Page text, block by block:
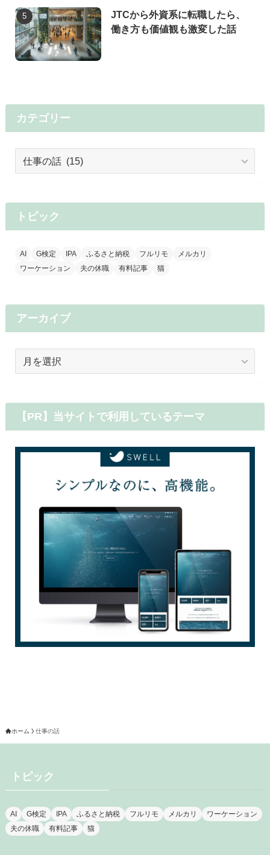
JTCから外資系に転職したら、
働き方も価値観も激変した話
カテゴリー
リ
ートピック
AI G検定 IPA ふるさと納税 フルリモ
メルカリ
ワーケーション
夫の休職 有料記事 猫
アーカイブ
イ
【PR】当サイトで利用しているテーマ
ホーム 仕事の話
トピック
AI G検定 IPA ふるさと納税 フルリモ メルカリ
ワーケーション
夫の休職
有料記事 猫